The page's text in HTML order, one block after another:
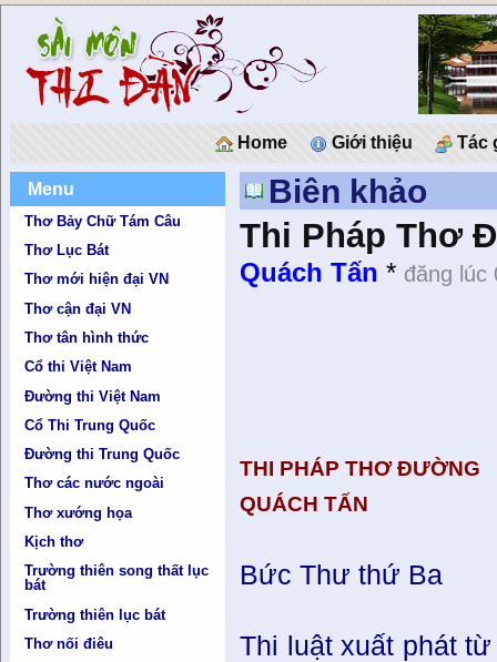
Home Giới thiệu Tác
Menu
Thơ Bảy Chữ Tám Câu
Thơ Lục Bát
Thơ mới hiện đại VN
Thơ cận đại VN
Thơ tân hình thức
Cổ thi Việt Nam
Đường thi Việt Nam
Cổ Thi Trung Quốc
Đường thi Trung Quốc
Thơ các nước ngoài
Thơ xướng họa
Kịch thơ
Trường thiên song thất lục
bát
Trường thiên lục bát
Thơ nối điêu
Biên khảo
Thi Pháp Thơ
Quách Tấn * đăng lúc
THI PHÁP THƠ ÐƯỜNG
QUÁCH TẤN
Bức Thư thứ Ba
Thi luật xuất phát